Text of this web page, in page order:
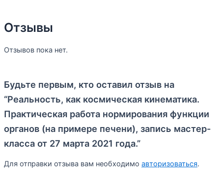
Отзывы
Отзывов пока нет.
Будьте первым, кто оставил отзыв на
“Реальность, как космическая кинематика.
Практическая работа нормирования функции
органов (на примере печени), запись мастер-
класса от 27 марта 2021 года.”
Для отправки отзыва вам необходимо авторизоваться.